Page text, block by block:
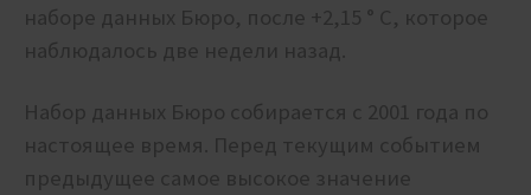
наборе данных Бюро, после +2,15 ° C, которое
наблюдалось две недели назад.
Набор данных Бюро собирается с 2001 года по
настоящее время. Перед текущим событием
предыдущее самое высокое значение